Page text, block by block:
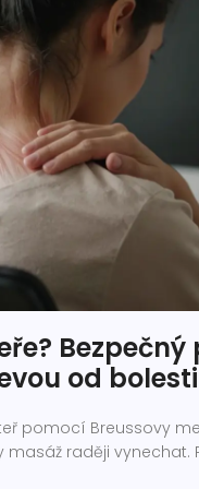
Bezpečný
od bolesti
pomocí Breussovy
raději vynechat.